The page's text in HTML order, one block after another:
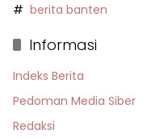
berita banten
Informasi
Indeks Berita
Pedoman Media Siber
Redaksi